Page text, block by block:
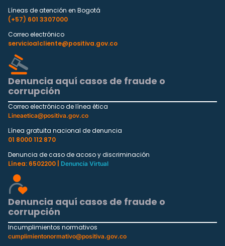
Líneas de atención en Bogotá
(+57) 601 3307000
Correo electrónico
servicioalcliente@positiva.gov.co
Denuncia aquí casos de fraude o
corrupción
Correo electrónico de línea ética
Lineaetica@positiva.gov.co
Línea gratuita nacional de denuncia
01 8000 112 870
Denuncia de caso de acoso y discriminación
Línea: 6502200 |
Denuncia Virtual
Denuncia aquí casos de fraude o
corrupción
Incumplimientos normativos
cumplimientonormativo@positiva.gov.co